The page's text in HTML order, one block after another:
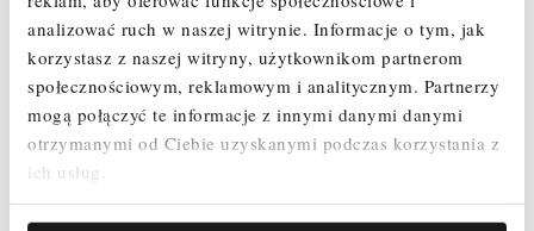
analizować ruch w naszej witrynie. Informacje o tym, jak
korzystasz z naszej witryny, użytkownikom partnerom
społecznościowym, reklamowym i analitycznym. Partnerzy
mogą połączyć te informacje z innymi danymi danymi
otrzymanymi od Ciebie uzyskanymi podczas korzystania z
ich usług.
LeaseLink Gwarancja
producenta